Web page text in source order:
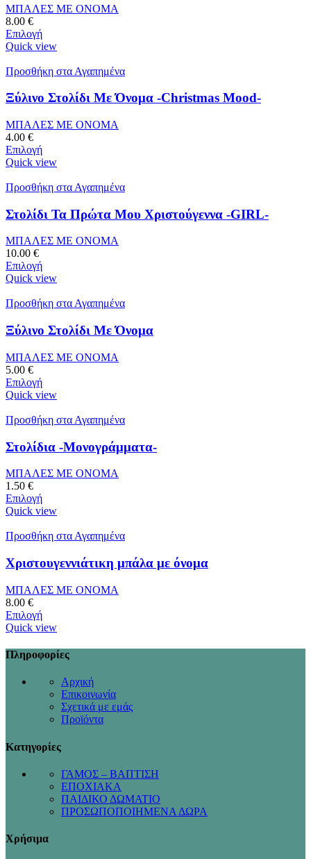
ΜΠΑΛΕΣ ΜΕ ΟΝΟΜΑ
8.00 €
Επιλογή
Quick view
Προσθήκη στα Αγαπημένα
Ξύλινο Στολίδι Με Όνομα -Christmas Mood-
ΜΠΑΛΕΣ ΜΕ ΟΝΟΜΑ
4.00 €
Επιλογή
Quick view
Προσθήκη στα Αγαπημένα
Στολίδι Τα Πρώτα Μου Χριστούγεννα -GIRL-
ΜΠΑΛΕΣ ΜΕ ΟΝΟΜΑ
10.00 €
Επιλογή
Quick view
Προσθήκη στα Αγαπημένα
Ξύλινο Στολίδι Με Όνομα
ΜΠΑΛΕΣ ΜΕ ΟΝΟΜΑ
5.00 €
Επιλογή
Quick view
Προσθήκη στα Αγαπημένα
Στολίδια -Μονογράμματα-
ΜΠΑΛΕΣ ΜΕ ΟΝΟΜΑ
1.50 €
Επιλογή
Quick view
Προσθήκη στα Αγαπημένα
Χριστουγεννιάτικη μπάλα με όνομα
ΜΠΑΛΕΣ ΜΕ ΟΝΟΜΑ
8.00 €
Επιλογή
Quick view
Πληροφορίες
Αρχική
Επικοινωνία
Σχετικά με εμάς
Προϊόντα
Κατηγορίες
ΓΑΜΟΣ – ΒΑΠΤΙΣΗ
ΕΠΟΧΙΑΚΑ
ΠΑΙΔΙΚΟ ΔΩΜΑΤΙΟ
ΠΡΟΣΩΠΟΠΟΙΗΜΕΝΑ ΔΩΡΑ
Χρήσιμα